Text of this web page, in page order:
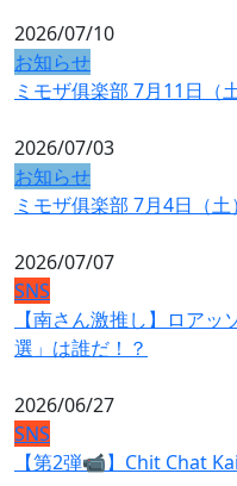
2026/07/10
お知らせ
ミモザ俱楽部 7月11日
2026/07/03
お知らせ
ミモザ俱楽部 7月4日（
2026/07/07
SNS
【南さん激推し】ロア
選」は誰だ！？
2026/06/27
SNS
【第2弾📹】Chit Chat